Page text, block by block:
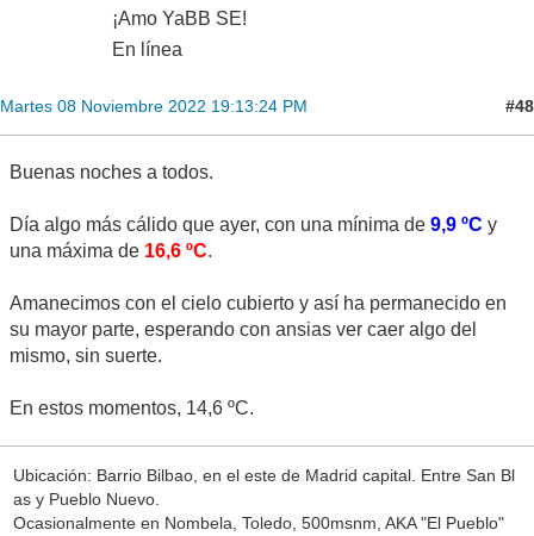
¡Amo YaBB SE!
En línea
Martes 08 Noviembre 2022 19:13:24 PM #48
Buenas noches a todos.
Día algo más cálido que ayer, con una mínima de 9,9 ºC y
una máxima de 16,6 ºC.
Amanecimos con el cielo cubierto y así ha permanecido en
su mayor parte, esperando con ansias ver caer algo del
mismo, sin suerte.
En estos momentos, 14,6 ºC.
Ubicación: Barrio Bilbao, en el este de Madrid capital. Entre San Bl
as y Pueblo Nuevo.
Ocasionalmente en Nombela, Toledo, 500msnm, AKA "El Pueblo"